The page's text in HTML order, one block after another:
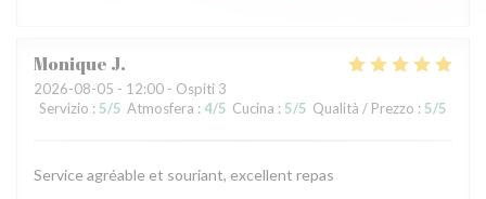
Monique J
2026-08-05 - 12:00 - Ospiti 3
Servizio : 5/5 Atmosfera : 4/5 Cucina : 5/5 Qualità / Prezzo : 5/5
Service agréable et souriant, excellent repas